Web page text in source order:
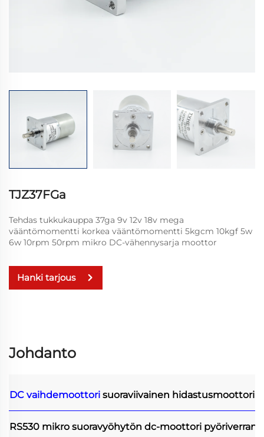
TJZ37FGa
Tehdas tukkukauppa 37ga 9v 12v 18v mega
vääntömomentti korkea vääntömomentti 5kgcm 10kgf 5w
6w 10rpm 50rpm mikro DC-vähennysarja moottor
Hanki tarjous
Johdanto
DC vaihdemoottori suoraviivainen hidastusmoottori
RS530 mikro suoravyöhytön dc-moottori pyöriverran